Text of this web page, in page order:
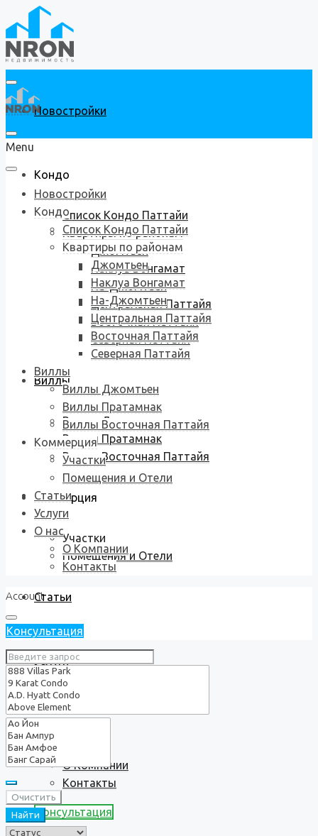
Новостройки
Кондо
Список Кондо Паттайи
Квартиры по районам
Джомтьен
Наклуа Вонгамат
На-Джомтьен
Центральная Паттайя
Восточная Паттайя
Северная Паттайя
Виллы
Виллы Джомтьен
Виллы Пратамнак
Виллы Восточная Паттайя
Коммерция
Участки
Помещения и Отели
Статьи
Услуги
О нас
О Компании
Контакты
Консультация
Menu
Новостройки
Кондо
Список Кондо Паттайи
Квартиры по районам
Джомтьен
Наклуа Вонгамат
На-Джомтьен
Центральная Паттайя
Восточная Паттайя
Северная Паттайя
Виллы
Виллы Джомтьен
Виллы Пратамнак
Виллы Восточная Паттайя
Коммерция
Участки
Помещения и Отели
Статьи
Услуги
О нас
О Компании
Контакты
Account
Консультация
Очистить
Найти